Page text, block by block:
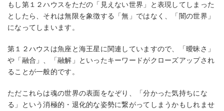
もし第１２ハウスをただの「見えない世界」と表現してしまった
としたら、それは無限を象徴する「無」ではなく、「闇の世界」
になってしまいます。
第１２ハウスは魚座と海王星に関連していますので、「曖昧さ」
や「融合」、「融解」といったキーワードがクローズアップされ
ることが一般的です。
ただこれらは魂の世界の表面をなぞり、「分かった気持ちにな
る」という消極的・退化的な姿勢に繋がってしまうかもしれませ